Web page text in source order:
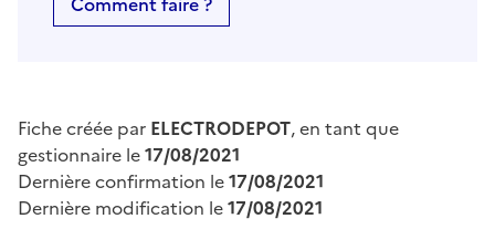
Fiche créée par ELECTRODEPOT, en tant que
gestionnaire le17/08/2021
Dernière confirmation le17/08/2021
Dernière modification le17/08/2021